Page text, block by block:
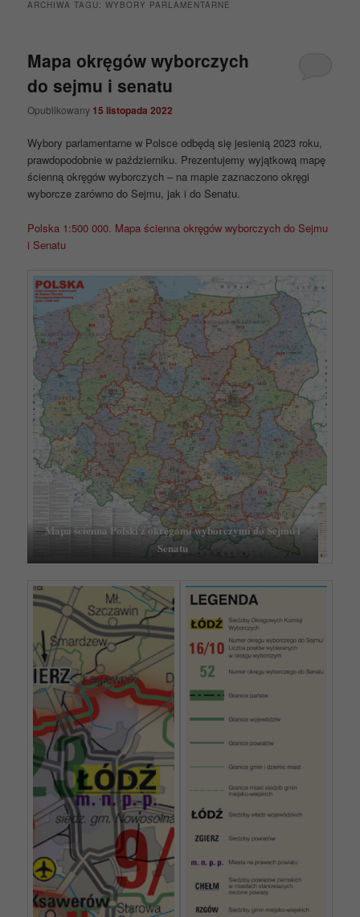
ARCHIWA TAGU:WYBORY PARLAMENTARNE
Mapa okręgów wyborczych
do sejmu i senatu
Opublikowany 15 listopada 2022
Wybory parlamentarne w Polsce odbędą się jesienią 2023 roku,
prawdopodobnie w październiku. Prezentujemy wyjątkową mapę
ścienną okręgów wyborczych – na mapie zaznaczono okręgi
wyborcze zarówno do Sejmu, jak i do Senatu.
Polska 1:500 000. Mapa ścienna okręgów wyborczych do Sejmu
i Senatu
Mapa ścienna Polski z okręgami wyborczymi do Sejmu i
Senatu